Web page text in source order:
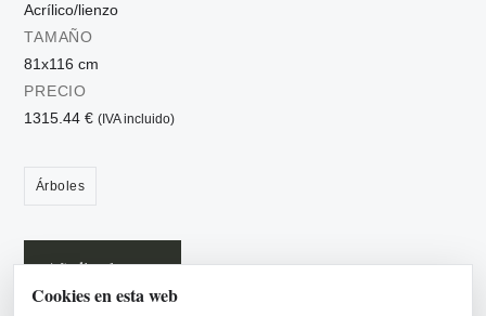
Acrílico/lienzo
TAMAÑO
81x116 cm
PRECIO
1315.44 € (IVA incluido)
Árboles
Añadir a la cesta
Cookies en esta web